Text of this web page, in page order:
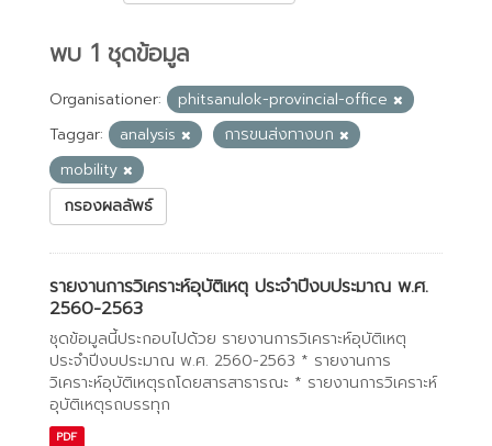
พบ 1 ชุดข้อมูล
Organisationer:
phitsanulok-provincial-office
Taggar:
analysis
การขนส่งทางบก
mobility
กรองผลลัพธ์
รายงานการวิเคราะห์อุบัติเหตุ ประจำปีงบประมาณ พ.ศ.
2560-2563
ชุดข้อมูลนี้ประกอบไปด้วย รายงานการวิเคราะห์อุบัติเหตุ
ประจำปีงบประมาณ พ.ศ. 2560-2563 * รายงานการ
วิเคราะห์อุบัติเหตุรถโดยสารสาธารณะ * รายงานการวิเคราะห์
อุบัติเหตุรถบรรทุก
PDF